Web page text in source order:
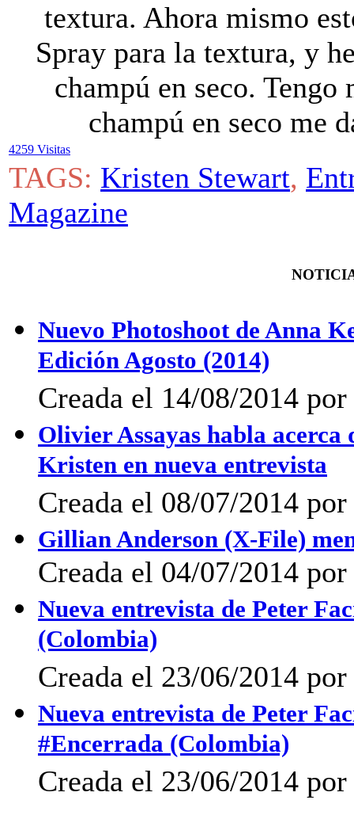
textura. Ahora mismo
Spray para la textura, y
champú en seco.
champú en seco me
4259 Visitas
TAGS: Kristen Stewart,
Magazine
Nuevo Photoshoot de Anna
Edición Agosto (2014)
Creada el 14/08/2014
Olivier Assayas habla acerca
Kristen en nueva entrevista
Creada el 08/07/2014
Gillian Anderson (X-File)
Creada el 04/07/2014
Nueva entrevista de Peter
(Colombia)
Creada el 23/06/2014
Nueva entrevista de Peter
#Encerrada (Colombia)
Creada el 23/06/2014